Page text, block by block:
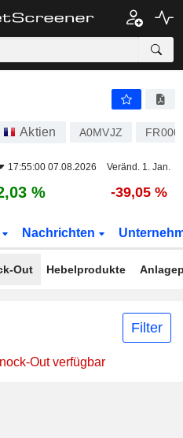
Aktien A0MVJZ
17:55:00 07.08.2026 Veränd. 1. Jan.
% -39,05 %
Nachrichten
Out Hebelprodukte
Filter
Out verfügbar